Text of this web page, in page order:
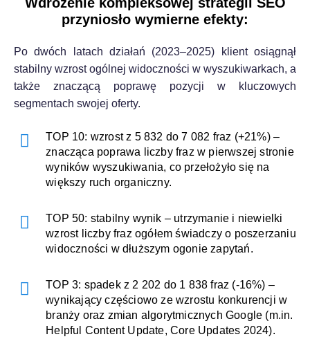
przyniosło wymierne efekty:
Po dwóch latach działań (2023–2025) klient osiągnął
stabilny wzrost ogólnej widoczności w wyszukiwarkach, a
także znaczącą poprawę pozycji w kluczowych
segmentach swojej oferty.
TOP 10: wzrost z 5 832 do 7 082 fraz (+21%) –
znacząca poprawa liczby fraz w pierwszej stronie
wyników wyszukiwania, co przełożyło się na
większy ruch organiczny.
TOP 50: stabilny wynik – utrzymanie i niewielki
wzrost liczby fraz ogółem świadczy o poszerzaniu
widoczności w dłuższym ogonie zapytań.
TOP 3: spadek z 2 202 do 1 838 fraz (-16%) –
wynikający częściowo ze wzrostu konkurencji w
branży oraz zmian algorytmicznych Google (m.in.
Helpful Content Update, Core Updates 2024).